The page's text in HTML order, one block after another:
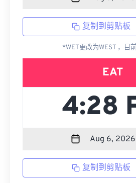
复制到剪贴板
*WET更改为WEST ，目
EAT
复制到剪贴板